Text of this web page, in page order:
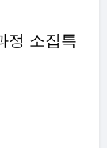
정 소집특